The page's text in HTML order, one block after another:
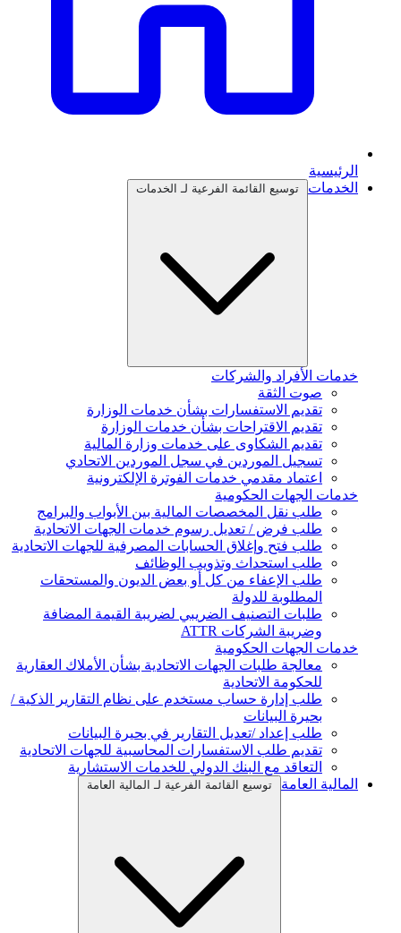
الرئيسية
الخدمات
توسيع القائمة الفرعية لـ الخدمات
خدمات الأفراد والشركات
صوت الثقة
تقديم الاستفسارات بشأن خدمات الوزارة
تقديم الاقتراحات بشأن خدمات الوزارة
تقديم الشكاوى على خدمات وزارة المالية
تسجيل الموردين في سجل الموردين الاتحادي
اعتماد مقدمي خدمات الفوترة الإلكترونية
خدمات الجهات الحكومية
طلب نقل المخصصات المالية بين الأبواب والبرامج
طلب فرض / تعديل رسوم خدمات الجهات الاتحادية
طلب فتح وإغلاق الحسابات المصرفية للجهات الاتحادية
طلب استحداث وتذويب الوظائف
طلب الإعفاء من كل أو بعض الديون والمستحقات
المطلوبة للدولة
طلبات التصنيف الضريبي لضريبة القيمة المضافة
وضريبة الشركات ATTR
خدمات الجهات الحكومية
معالجة طلبات الجهات الاتحادية بشأن الأملاك العقارية
للحكومة الاتحادية
طلب إدارة حساب مستخدم على نظام التقارير الذكية /
بحيرة البيانات
طلب إعداد /تعديل التقارير في بحيرة البيانات
تقديم طلب الاستفسارات المحاسبية للجهات الاتحادية
التعاقد مع البنك الدولي للخدمات الاستشارية
المالية العامة
توسيع القائمة الفرعية لـ المالية العامة